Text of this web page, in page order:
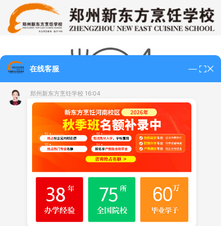
返回首页
在线客服
郑州新东方烹饪学校 16:04